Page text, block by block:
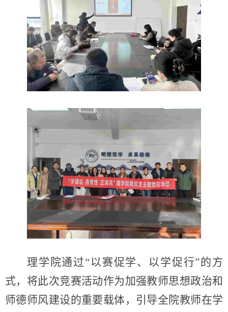
理学院通过“以赛促学、以学促行”的方
式，将此次竞赛活动作为加强教师思想政治和
师德师风建设的重要载体，引导全院教师在学